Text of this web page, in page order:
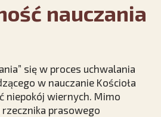
nauczania
się w proces uchwalania
w nauczanie Kościoła
niepokój wiernych. Mimo
prasowego